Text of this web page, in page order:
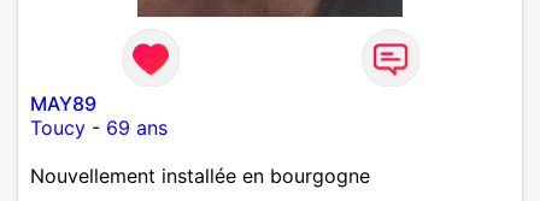
MAY89
Toucy - 69 ans
Nouvellement installée en bourgogne